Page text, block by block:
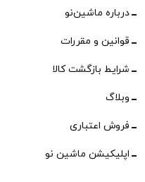
درباره ماشین‌نو
قوانین و مقررات
شرایط بازگشت کالا
وبلاگ
فروش اعتباری
اپلیکیشن ماشین نو